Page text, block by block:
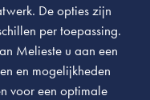
De opties zijn
per toepassing.
Melieste u aan een
en mogelijkheden
voor een optimale